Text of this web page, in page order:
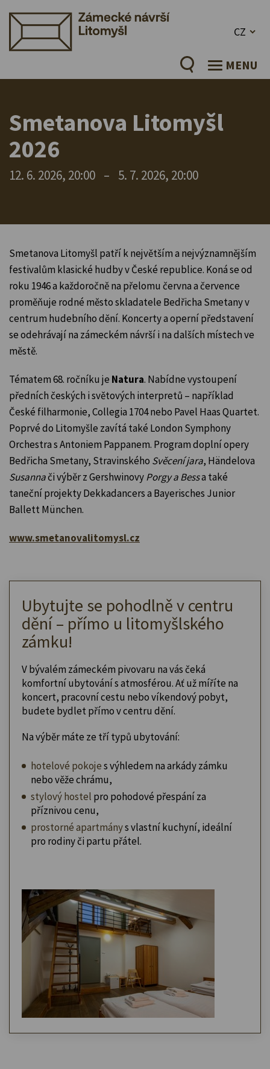
CZ
MENU
Smetanova Litomyšl
2026
12. 6. 2026, 20:00 – 5. 7. 2026, 20:00
Smetanova Litomyšl patří k největším a nejvýznamnějším
festivalům klasické hudby v České republice. Koná se od
roku 1946 a každoročně na přelomu června a července
proměňuje rodné město skladatele Bedřicha Smetany v
centrum hudebního dění. Koncerty a operní představení
se odehrávají na zámeckém návrší i na dalších místech ve
městě.
Tématem 68. ročníku je Natura. Nabídne vystoupení
předních českých i světových interpretů – například
České filharmonie, Collegia 1704 nebo Pavel Haas Quartet.
Poprvé do Litomyšle zavítá také London Symphony
Orchestra s Antoniem Pappanem. Program doplní opery
Bedřicha Smetany, Stravinského Svěcení jara, Händelova
Susannači výběr z GershwinovyPorgy a Bessa také
taneční projekty Dekkadancers a Bayerisches Junior
Ballett München.
www.smetanovalitomysl.cz
Ubytujte se pohodlně v centru
dění – přímo u litomyšlského
zámku!
V bývalém zámeckém pivovaru na vás čeká
komfortní ubytování s atmosférou. Ať už míříte na
koncert, pracovní cestu nebo víkendový pobyt,
budete bydlet přímo v centru dění.
Na výběr máte ze tří typů ubytování:
hotelové pokojes výhledem na arkády zámku
nebo věže chrámu,
stylový hostel pro pohodové přespání za
příznivou cenu,
prostorné apartmánys vlastní kuchyní, ideální
pro rodiny či partu přátel.